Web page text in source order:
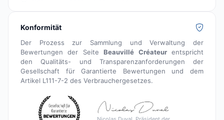
Konformität
Der Prozess zur Sammlung und Verwaltung der
Bewertungen der SeiteBeauvillé Créateurentspricht
den Qualitäts- und Transparenzanforderungen der
Gesellschaft für Garantierte Bewertungen und dem
Artikel L111-7-2 des Verbrauchergesetzes.